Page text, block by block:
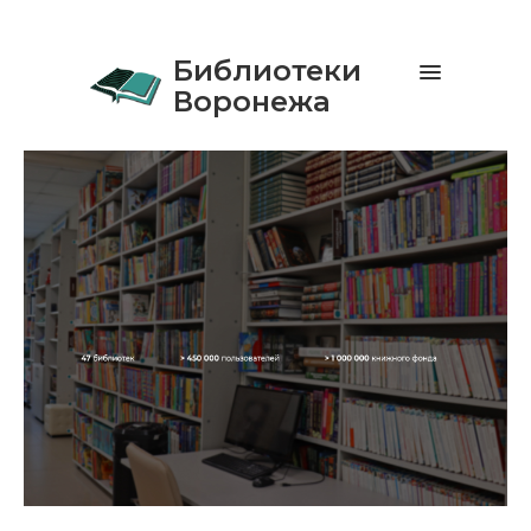
Библиотеки
Воронежа
Библиоте